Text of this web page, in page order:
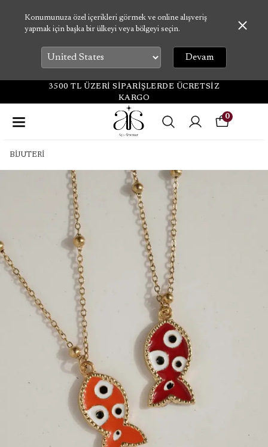
Konumunuza özel içerikleri görmek ve online alışveriş
yapmak için başka bir ülkeyi veya bölgeyi seçin.
Devam
3500 TL ÜZERİ SİPARİŞLERDE ÜCRETSİZ
KARGO
0
BİJUTERİ